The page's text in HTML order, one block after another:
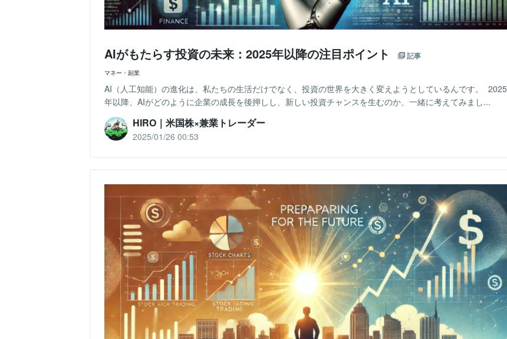
AIがもたらす投資の未来：2025年以降の注目ポイント 記事
マネー・副業
AI（人工知能）の進化は、私たちの生活だけでなく、投資の世界を大きく変えようとしているんです。 2025
年以降、AIがどのように企業の成長を後押しし、新しい投資チャンスを生むのか、一緒に考えてみまし...
HIRO｜米国株×兼業トレーダー
2025/01/26 00:53